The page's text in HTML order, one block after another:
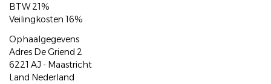
BTW 21%
Veilingkosten 16%
Ophaalgegevens
Adres De Griend 2
6221 AJ - Maastricht
Land Nederland